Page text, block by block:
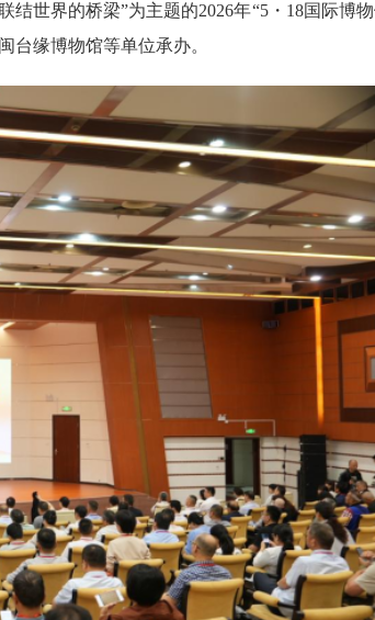
世界的桥梁”为主题的2026年“5・18国际博
台缘博物馆等单位承办。